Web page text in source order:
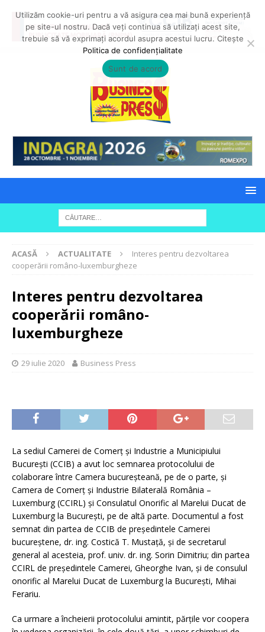
ACASĂ ACTUALITATE
Interes pentru dezvoltarea
cooperării româno-luxemburgheze
Interes pentru dezvoltarea
cooperării româno-
luxemburgheze
29 iulie 2020 Business Press
La sediul Camerei de Comerţ și Industrie a Municipiului
Bucureşti (CCIB) a avut loc semnarea protocolului de
colaborare între Camera bucureşteană, pe de o parte, şi
Camera de Comerț și Industrie Bilaterală România –
Luxemburg (CCIRL) și Consulatul Onorific al Marelui Ducat de
Luxemburg la Bucureşti, pe de altă parte. Documentul a fost
semnat din partea de CCIB de preşedintele Camerei
bucureștene, dr. ing. Costică T. Mustață, și de secretarul
general al acesteia, prof. univ. dr. ing. Sorin Dimitriu; din partea
CCIRL de președintele Camerei, Gheorghe Ivan, și de consulul
onorific al Marelui Ducat de Luxemburg la Bucureşti, Mihai
Ferariu.
Ca urmare a încheierii protocolului amintit, părţile vor coopera
Utilizăm cookie-uri pentru a vă asigura cea mai bună experiență
pe site-ul nostru. Dacă veți continua să utilizați acest site,
trebuie să vă exprimați acordul asupra acestui lucru. Citește
Politica de confidențialitate
Sunt de acord